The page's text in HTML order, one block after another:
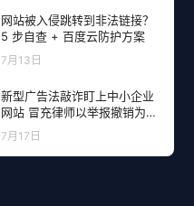
网站被入侵跳转到非法链接？
5 步自查 + 百度云防护方案
7月13日
新型广告法敲诈盯上中小企业
网站 冒充律师以举报撤销为由
勒索钱财
7月17日